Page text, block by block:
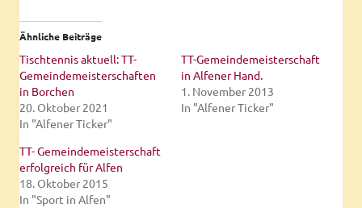
Ähnliche Beiträge
Tischtennis aktuell: TT-
Gemeindemeisterschaften
in Borchen
20. Oktober 2021
In "Alfener Ticker"
TT-Gemeindemeisterschaft
in Alfener Hand.
1. November 2013
In "Alfener Ticker"
TT- Gemeindemeisterschaft
erfolgreich für Alfen
18. Oktober 2015
In "Sport in Alfen"